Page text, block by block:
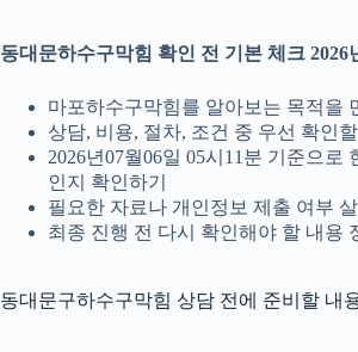
동대문하수구막힘 확인 전 기본 체크 2026
마포하수구막힘를 알아보는 목적을
상담, 비용, 절차, 조건 중 우선 확인할
2026년07월06일 05시11분 기준으로
인지 확인하기
필요한 자료나 개인정보 제출 여부 살
최종 진행 전 다시 확인해야 할 내용
동대문구하수구막힘 상담 전에 준비할 내